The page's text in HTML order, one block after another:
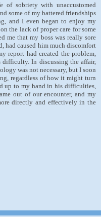
of sobriety with unaccustomed
some of my battered friendships
and I even began to enjoy my
the lack of proper care for some
me that my boss was really sore
had caused him much discomfort
report had created the problem,
difficulty. In discussing the affair,
was not necessary, but I soon
regardless of how it might turn
up to my hand in his difficulties,
out of our encounter, and my
directly and effectively in the